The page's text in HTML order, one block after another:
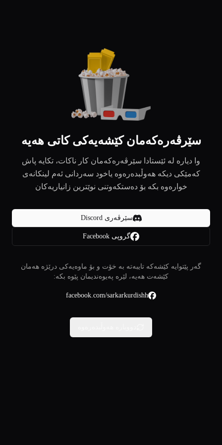
سێرڤەرەکەمان کێشەیەکی کاتی هەیە
وا دیارە لە ئێستادا سێرڤەرەکەمان کار ناکات، تکایە پاش
کەمێکی دیکە هەوڵبدەرەوە یاخود سەردانی ئەم لینکانەی
خوارەوە بکە بۆ دەستکەوتنی نوێترین زانیاریەکان
سێرڤەری Discord
گروپی Facebook
گەر پێتوایە کێشەکە تایبەتە بە خۆت و بۆ ماوەیەکی درێژە هەمان
کێشەت هەیە، لێرە پەیوەندیمان پێوە بکە:
facebook.com/sarkarkurdishh